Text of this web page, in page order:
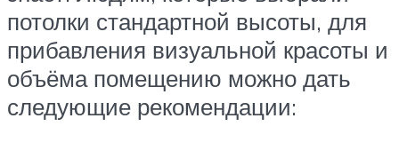
потолки стандартной высоты, для
прибавления визуальной красоты и
объёма помещению можно дать
следующие рекомендации: